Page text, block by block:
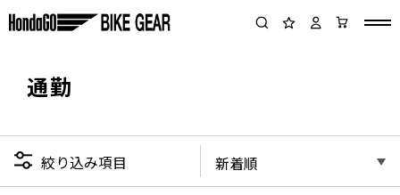
通勤
絞り込み項目